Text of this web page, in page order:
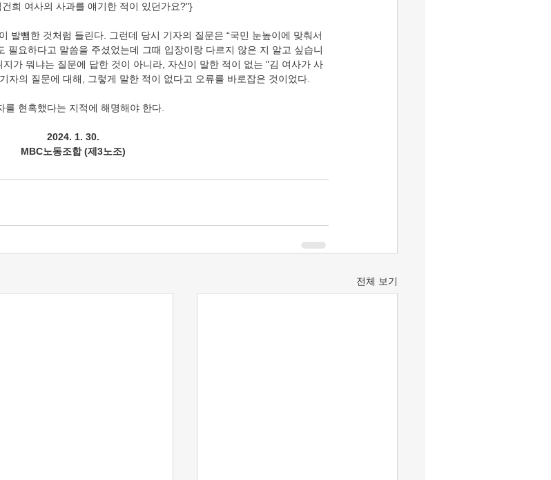
희 여사의 사과를 얘기한 적이 있던가요?"}
발뺌한 것처럼 들린다. 그런데 당시 기자의 질문은 “국민 눈높이에 맞춰서
필요하다고 말씀을 주셨었는데 그때 입장이랑 다르지 않은 지 알고 싶습니
가 뭐냐는 질문에 답한 것이 아니라, 자신이 말한 적이 없는 "김 여사가 사
자의 질문에 대해, 그렇게 말한 적이 없다고 오류를 바로잡은 것이었다.
현혹했다는 지적에 해명해야 한다.
2024. 1. 30.
MBC노동조합 (제3노조)
전체 보기